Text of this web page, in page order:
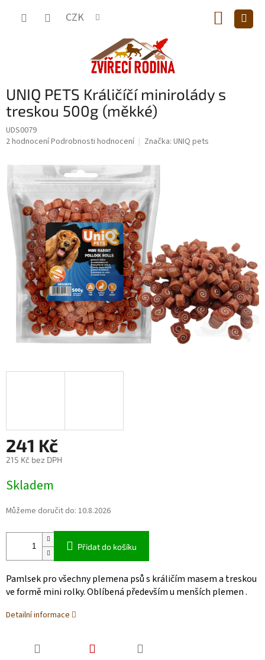
CZK
KOŠÍK
UNIQ PETS Králičíčí minirolády s
treskou 500g (měkké)
UDS0079
Průměrné
produktu
5,0
z
5
hvězdiček.
2 hodnoceníPodrobnosti hodnocení Značka: UNIQ pets
241 Kč
215 Kč bez DPH
cena:
Skladem
Můžeme doručit do: 10.8.2026
Přidat do košíku
Pamlsek pro všechny plemena psů s králičím masem a treskou
ve formě mini rolky. Oblíbená především u menších plemen .
Detailní informace